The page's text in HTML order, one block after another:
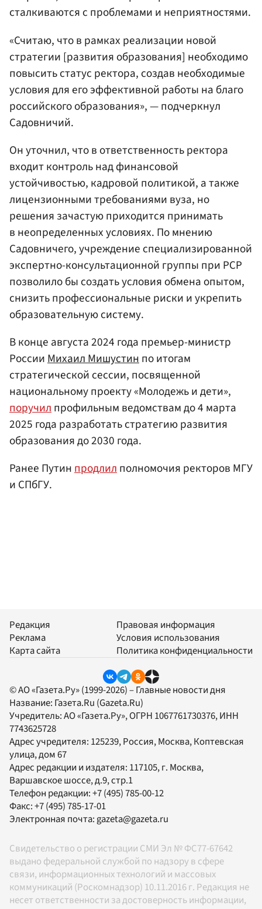
сталкиваются с проблемами и неприятностями.
«Считаю, что в рамках реализации новой
стратегии [развития образования] необходимо
повысить статус ректора, создав необходимые
условия для его эффективной работы на благо
российского образования», — подчеркнул
Садовничий.
Он уточнил, что в ответственность ректора
входит контроль над финансовой
устойчивостью, кадровой политикой, а также
лицензионными требованиями вуза, но
решения зачастую приходится принимать
в неопределенных условиях. По мнению
Садовничего, учреждение специализированной
экспертно-консультационной группы при РСР
позволило бы создать условия обмена опытом,
снизить профессиональные риски и укрепить
образовательную систему.
В конце августа 2024 года премьер-министр
РоссииМихаил Мишустинпо итогам
стратегической сессии, посвященной
национальному проекту «Молодежь и дети»,
поручилпрофильным ведомствам до 4 марта
2025 года разработать стратегию развития
образования до 2030 года.
Ранее Путинпродлилполномочия ректоров МГУ
и СПбГУ.
Редакция
Реклама
Карта сайта
Правовая информация
Условия использования
Политика конфиденциальности
© АО «Газета.Ру» (1999-2026) – Главные новости дня
Название: Газета.Ru (Gazeta.Ru)
Учредитель:АО «Газета.Ру», ОГРН 1067761730376, ИНН
7743625728
Адрес учредителя: 125239, Россия, Москва, Коптевская
улица, дом 67
Адрес редакции и издателя: 117105, г. Москва,
Варшавское шоссе, д.9, стр.1
Телефон редакции:+7 (495) 785-00-12
Факс:+7 (495) 785-17-01
Электронная почта: gazeta@gazeta.ru
Свидетельство о регистрации СМИ Эл № ФС77-67642
выдано федеральной службой по надзору в сфере
связи, информационных технологий и массовых
коммуникаций (Роскомнадзор) 10.11.2016 г. Редакция не
несет ответственности за достоверность информации,